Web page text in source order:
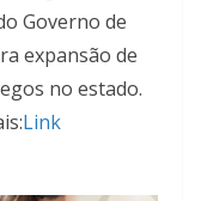
Governo de
expansão de
no estado.
Link